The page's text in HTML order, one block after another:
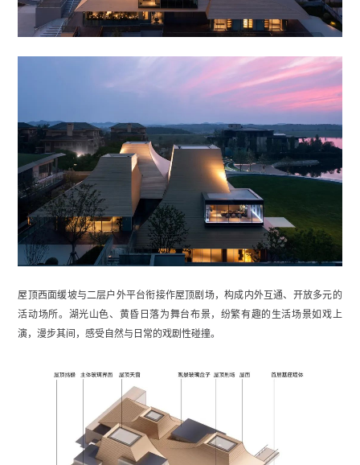
屋顶西面缓坡与二层户外平台衔接作屋顶剧场，构成内外互通、开放多元的
活动场所。湖光山色、黄昏日落为舞台布景，纷繁有趣的生活场景如戏上
演，漫步其间，感受自然与日常的戏剧性碰撞。